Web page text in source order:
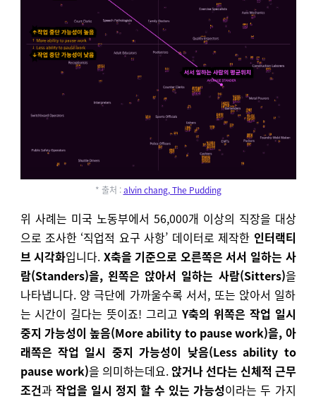
* 출처 :alvin chang, The Pudding
위 사례는 미국 노동부에서 56,000개 이상의 직장을 대상
으로 조사한 ‘직업적 요구 사항’ 데이터로 제작한 인터랙티
브 시각화입니다. X축을 기준으로 오른쪽은 서서 일하는 사
람(Standers)을, 왼쪽은 앉아서 일하는 사람(Sitters)을
나타냅니다. 양 극단에 가까울수록 서서, 또는 앉아서 일하
는 시간이 길다는 뜻이죠! 그리고 Y축의 위쪽은 작업 일시
중지 가능성이 높음(More ability to pause work)을, 아
래쪽은 작업 일시 중지 가능성이 낮음(Less ability to
pause work)을 의미하는데요.앉거나 선다는 신체적 근무
조건과 작업을 일시 정지 할 수 있는 가능성이라는 두 가지